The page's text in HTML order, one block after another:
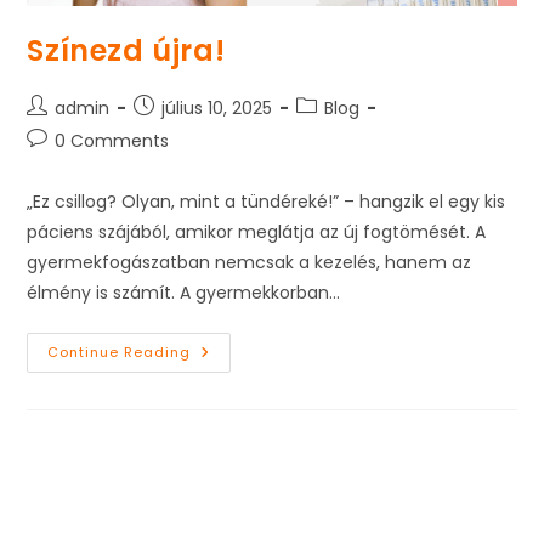
Színezd újra!
Post
author:
admin
Post
published:
július 10, 2025
PostBlog
Post0 Comments
„Ez csillog? Olyan, mint a tündéreké!” – hangzik el egy kis
páciens szájából, amikor meglátja az új fogtömését. A
gyermekfogászatban nemcsak a kezelés, hanem az
élmény is számít. A gyermekkorban…
Continue Reading Színezd
Újra!